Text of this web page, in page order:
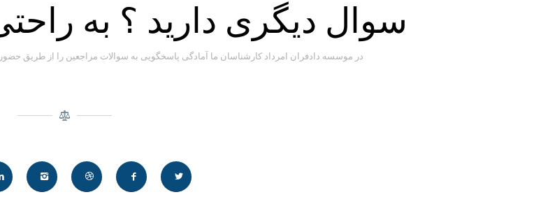
سوال دیگری دارید ؟ به
در موسسه دادفران امرداد کارشناسان ما آمادگی پاسخگویی به سوالات مراجعین را از طریق حضور